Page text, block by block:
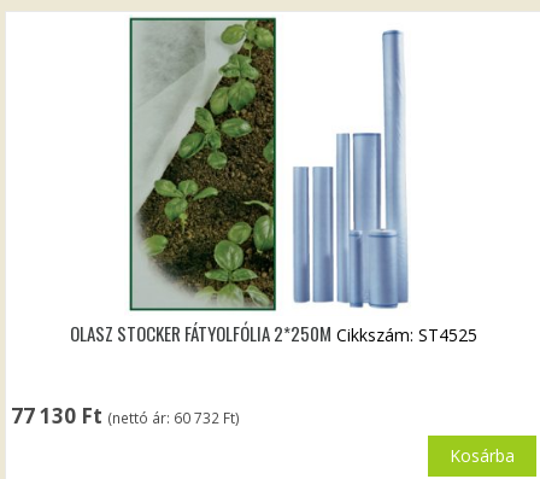
OLASZ STOCKER FÁTYOLFÓLIA 2*250M
77 130 Ft (nettó ár: 60 732 Ft)
Cikkszám: ST4525
Kosárba